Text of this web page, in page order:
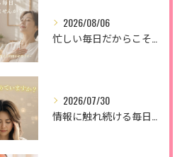
2026/08/06
忙しい毎日だからこそ、
2026/07/30
情報に触れ続ける毎日。